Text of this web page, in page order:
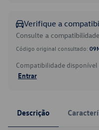
Verifique a
Consulte a
Código original consultado:
Compatibilidade
Entrar
Descrição